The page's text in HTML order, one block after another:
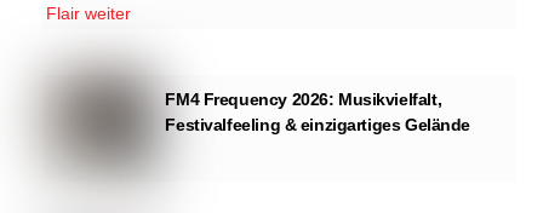
FM4 Frequency 2026: Musikvielfalt,
Festivalfeeling & einzigartiges Gelände